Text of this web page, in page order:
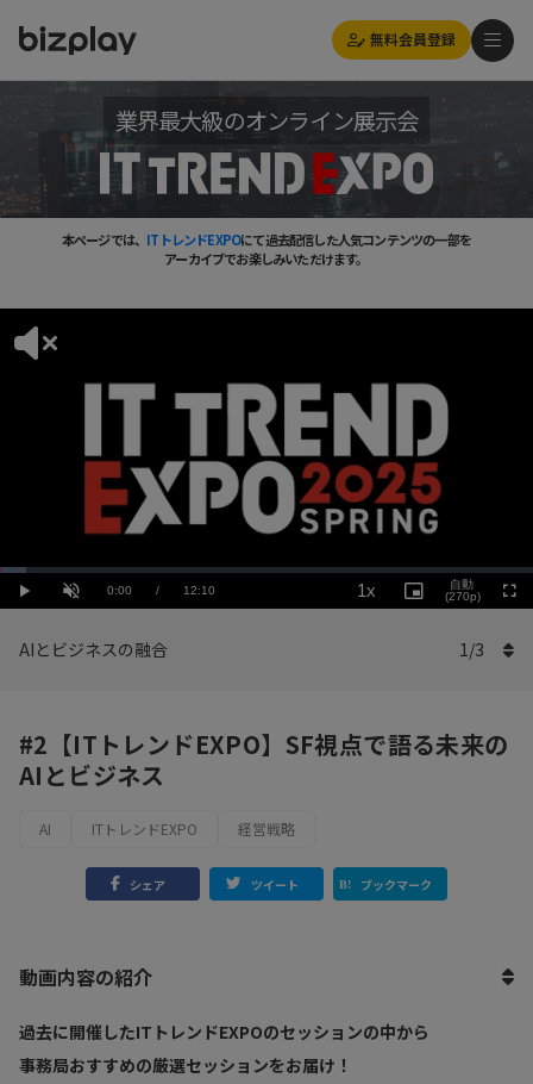
無料会員登録
業界最大級のオンライン展示会
本ページでは、 ITトレンドEXPOにて過去配信した人気コンテンツの一部を
アーカイブでお楽しみいただけます。
Play UnmuteCurrent
0:00 / Duration
12:10
Loaded:
4.94%
1x
Rate
Picture-
in-
自動
(270p)
AIとビジネスの融合 1/3
#2【ITトレンドEXPO】SF視点で語る未来の
AIとビジネス
AI ITトレンドEXPO 経営戦略
シェア ツイート ブックマーク
動画内容の紹介
過去に開催したITトレンドEXPOのセッションの中から
事務局おすすめの厳選セッションをお届け！